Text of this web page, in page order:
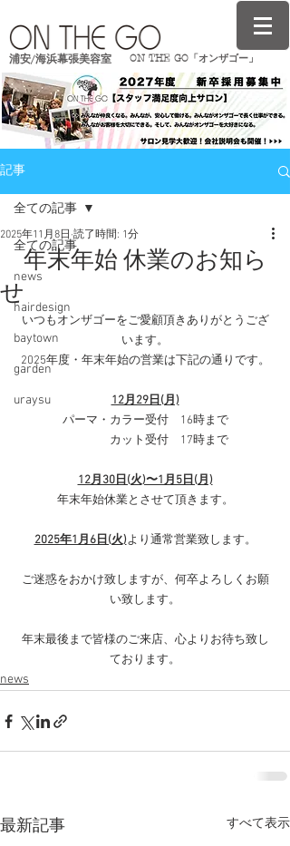
浦安/海浜幕張美容室 ON THE GO「オンザゴー」
記事
全ての記事
news
hairdesign
baytown
garden
uraysu
全ての記事
年末年始 休業のお知ら
せ
2025年11月8日 読了時間: 1分
いつもオンザゴーをご愛顧頂きありがとうござ
います。
2025年度・年末年始の営業は下記の通りです。
12月29日(月)
パーマ・カラー受付　16時まで
カット受付　17時まで
12月30日(火)〜1月5日(月)
年末年始休業とさせて頂きます。
2025年1月6日(火)より通常営業致します。
ご迷惑をおかけ致しますが、何卒よろしくお願
い致します。
年末最後まで皆様のご来店、心よりお待ち致し
ております。
news
最新記事 すべて表示